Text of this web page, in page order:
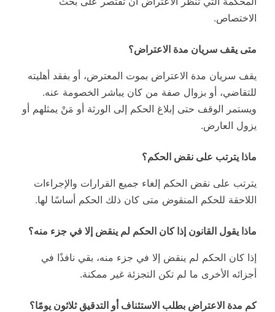
الاختصاص.
متى يقف سريان مدة الاعتراض؟
يقف سريان مدة الاعتراض بموت المعترض، أو بفقد أهليته
للتقاضي، أو بزوال صفة من كان يباشر الخصومة عنه.
ويستمر الوقف حتى إبلاغ الحكم إلى الورثة أو مَنْ يمثلهم أو
يزول العارض.
ماذا يترتب على نقض الحكم؟
يترتب على نقض الحكم إلغاء جميع القرارات والإجراءات
اللاحقة للحكم المنقوض متى كان ذلك الحكم أساسًا لها.
ماذا يقول القانون إذا كان الحكم لم ينقض إلا في جزء منه؟
إذا كان الحكم لم ينقض إلا في جزء منه، بقي نافذًا في
أجزائه الأخرى ما لم تكن التجزئة غير ممكنة.
كم مدة الاعتراض بطلب الاستئناف أو التدقيق ثلاثون يومًا؟